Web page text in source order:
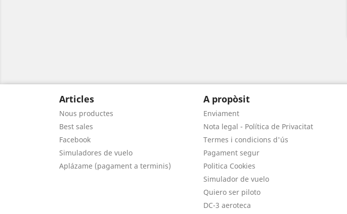
Articles
Nous productes
Best sales
Facebook
Simuladores de vuelo
Aplázame (pagament a terminis)
A propòsit
Enviament
Nota legal - Política de Privacitat
Termes i condicions d'ús
Pagament segur
Politica Cookies
Simulador de vuelo
Quiero ser piloto
DC-3 aeroteca